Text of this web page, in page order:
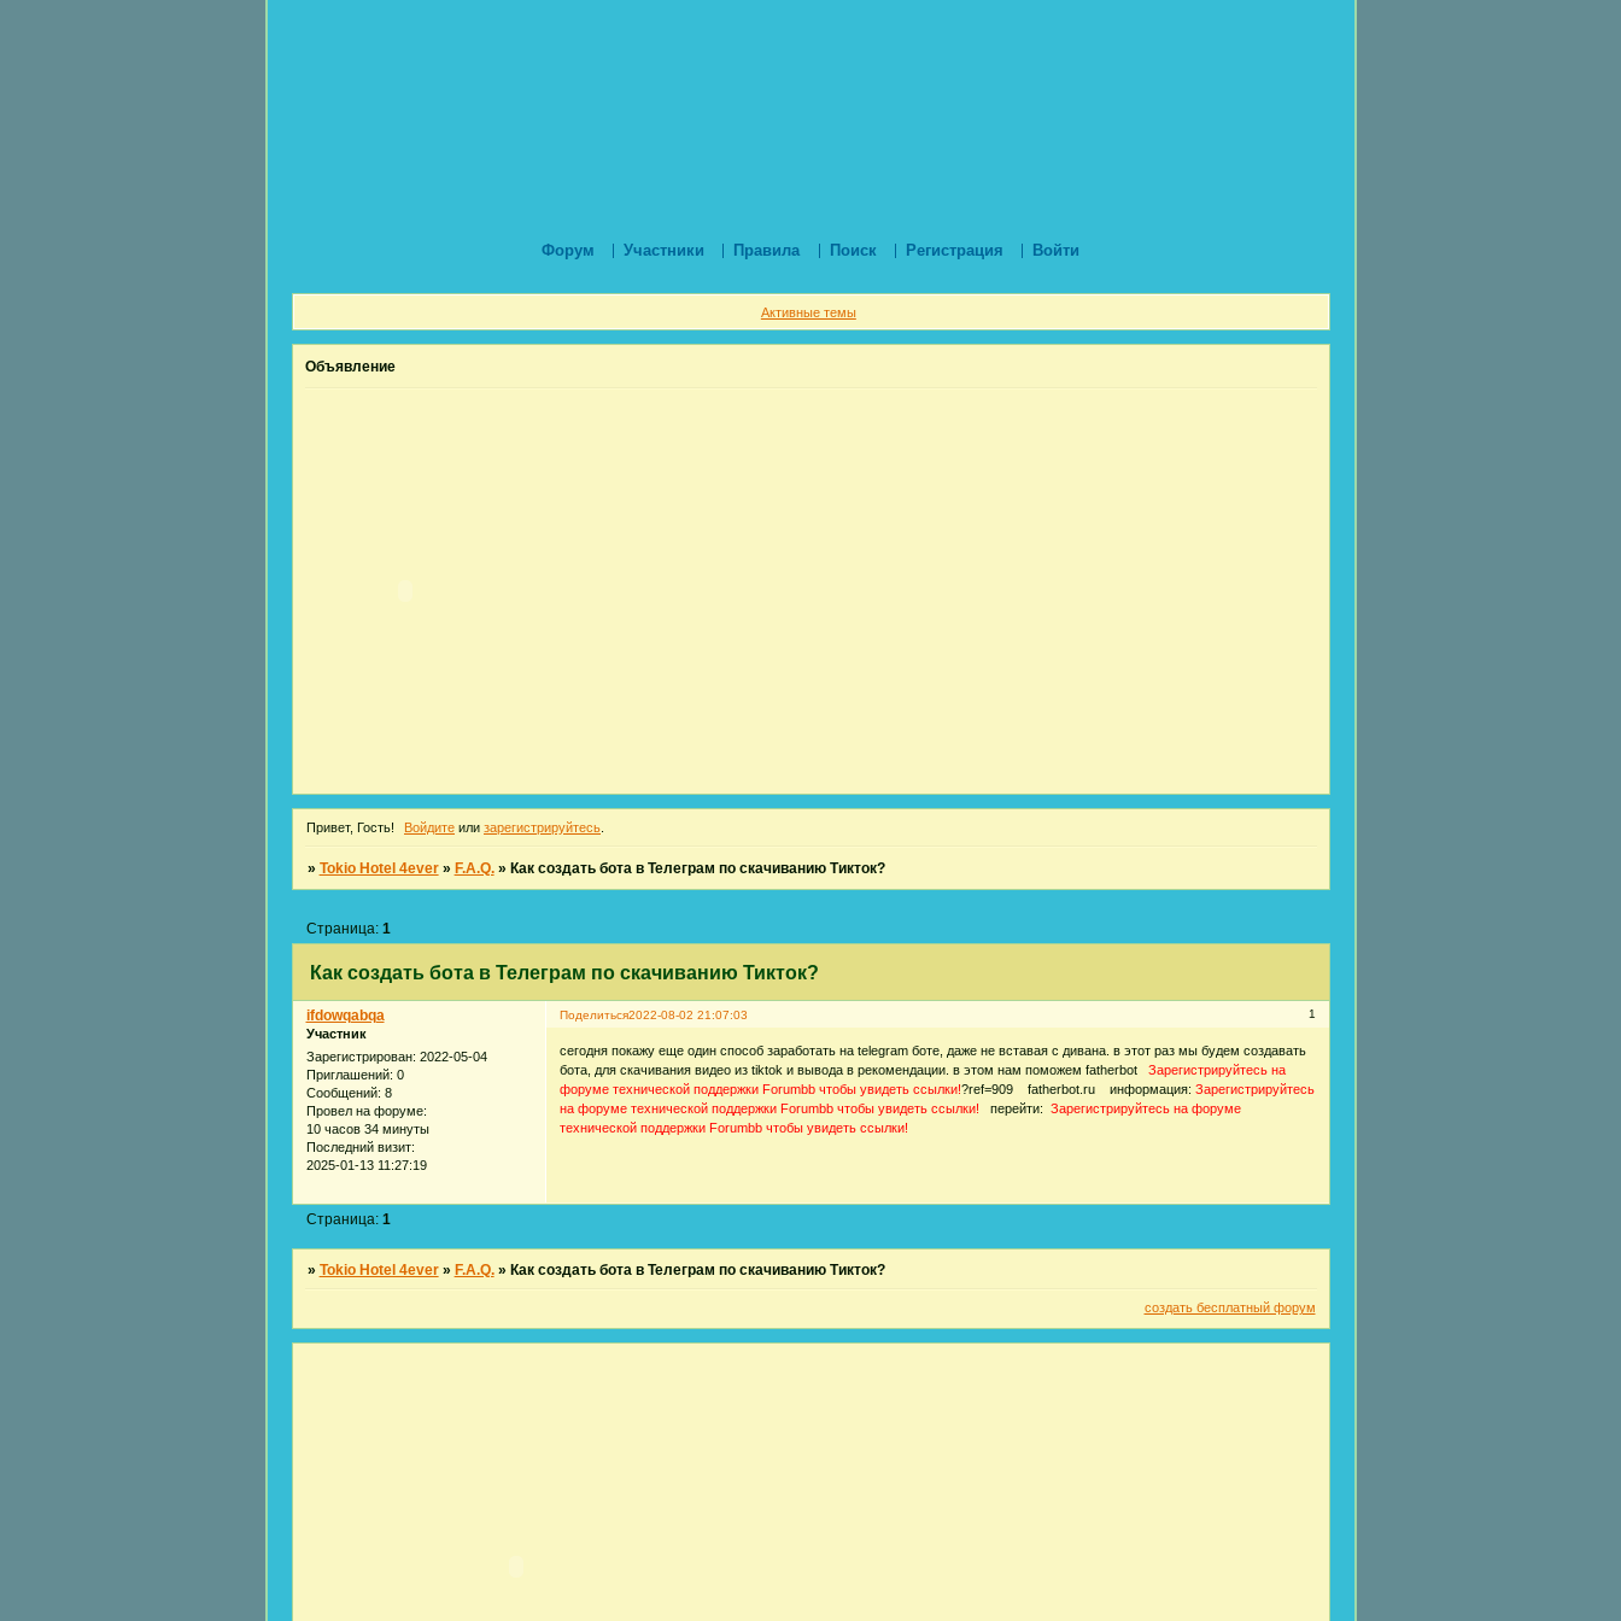
Форум Участники Правила Поиск Регистрация Войти
Активные темы
Объявление
Привет, Гость! Войдите или зарегистрируйтесь
» Tokio Hotel 4ever » F.A.Q. » Как создать бота в Телеграм по скачиванию Тикток?
Как создать бота в Телеграм по скачиванию Тикток?
Страница: 1
Поделиться 1
2022-08-02 21:07:03
ifdowqabqa
Участник
Зарегистрирован: 2022-05-04
Приглашений: 0
Сообщений: 8
Провел на форуме:
10 часов 34 минуты
Последний визит:
2025-01-13 11:27:19
сегодня покажу еще один способ заработать на telegram боте, даже не вставая с дивана. в этот раз мы будем создавать
бота, для скачивания видео из tiktok и вывода в рекомендации. в этом нам поможем fatherbot Зарегистрируйтесь на
форуме технической поддержки Forumbb чтобы увидеть ссылки!?ref=909 fatherbot.ru информация: Зарегистрируйтесь
на форуме технической поддержки Forumbb чтобы увидеть ссылки! перейти: Зарегистрируйтесь на форуме
технической поддержки Forumbb чтобы увидеть ссылки!
Страница: 1
» Tokio Hotel 4ever » F.A.Q. » Как создать бота в Телеграм по скачиванию Тикток?
создать бесплатный форум